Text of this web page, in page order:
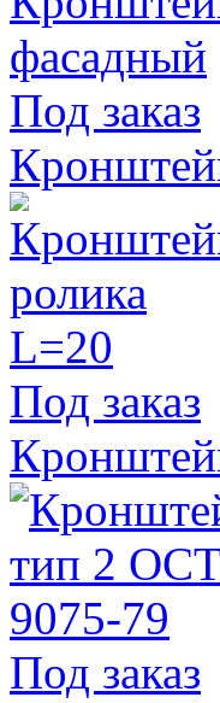
Под заказ
Под заказ
Под заказ